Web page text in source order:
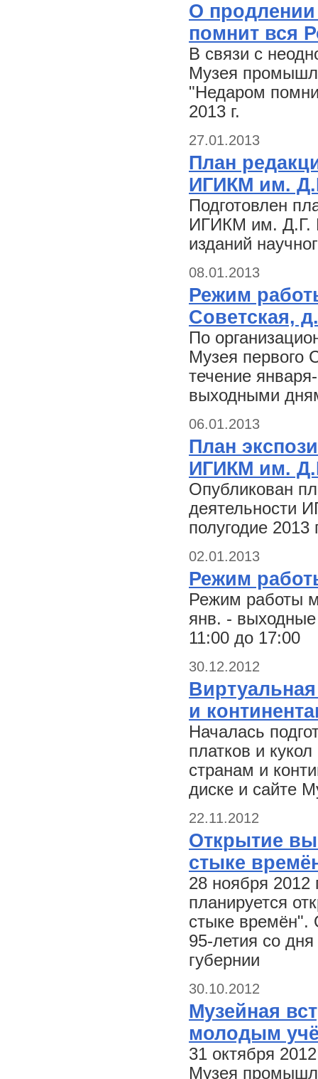
О
помнит вся
В связи с
Музея
"Недаром
2013 г.
27.01.2013
План
ИГИКМ им.
Подготовлен
ИГИКМ им. Д.Г.
изданий
08.01.2013
Режим
Советская,
По
Музея первого
течение
выходными
06.01.2013
План
ИГИКМ им.
Опубликован
деятельности
полугодие 2013
02.01.2013
Режим
Режим работы
янв. -
11:00 до 17:00
30.12.2012
и
Началась
платков и
странам и
диске и сайте
22.11.2012
Открытие
стыке
28 ноября 2012
планируется
стыке времён".
95-летия со
губернии
30.10.2012
Музейная
молодым
31 октября
Музея